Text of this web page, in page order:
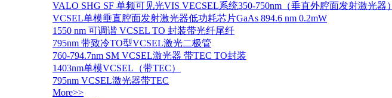
VALO SHG SF 单频可见光VIS VECSEL系统350-750nm（垂直外腔面发射激光器）
VCSEL单模垂直腔面发射激光器低功耗芯片GaAs 894.6 nm 0.2mW
1550 nm 可调谐 VCSEL TO 封装带光纤尾纤
795nm 带致冷TO型VCSEL激光二极管
760-794.7nm SM VCSEL激光器 带TEC TO封装
1403nm单模VCSEL（带TEC）
795nm VCSEL激光器带TEC
More>>